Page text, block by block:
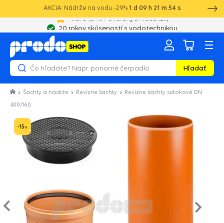
AKCIA: Nádrže na vodu -29% 1 d 09 h 21 m 53 s
20 rokov skúseností s vodotechnikou
Hľadať
Šachty a nádrže Revízne šachty Revízne šachty sútokové DN
400/160
-15%